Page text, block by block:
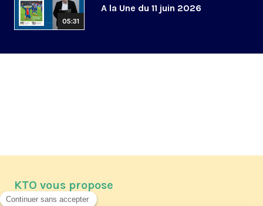
05:31
A la Une du 11 juin 2026
KTO vous propose